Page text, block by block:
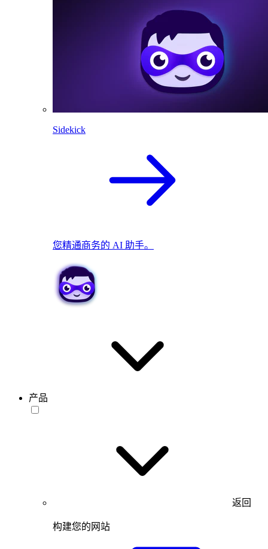
Sidekick
您精通商务的 AI 助手。
产品
返回
构建您的网站